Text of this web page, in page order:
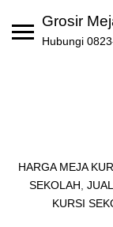
Grosir
Hubungi
HARGA MEJA
SEKOLAH
KURSI